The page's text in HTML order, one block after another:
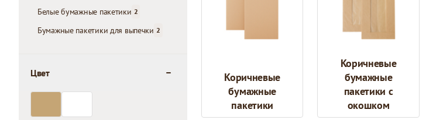
Белые бумажные пакетики 2
Бумажные пакетики для выпечки 2
Цвет
Коричневые
бумажные
пакетики
Коричневые
бумажные
пакетики с
окошком